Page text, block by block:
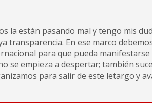
la están pasando mal y tengo mis
transparencia. En ese marco
para que pueda manifestarse
se empieza a despertar; también
para salir de este letargo y